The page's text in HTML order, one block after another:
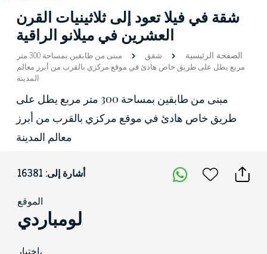
شقة في فيلا تعود إلى ثلاثينيات القرن
العشرين في ميلانو الراقية
الصفحة الرئيسية شقق
مبنى من طابقين بمساحة 300 متر
مربع يطل على طريق خاص هادئ في موقع مركزي بالقرب من أبرز معالم
المدينة
مبنى من طابقين بمساحة 300 متر مربع يطل على
طريق خاص هادئ في موقع مركزي بالقرب من أبرز
معالم المدينة
أشارة إلى: 16381
الموقع
لومباردي
اختيار،